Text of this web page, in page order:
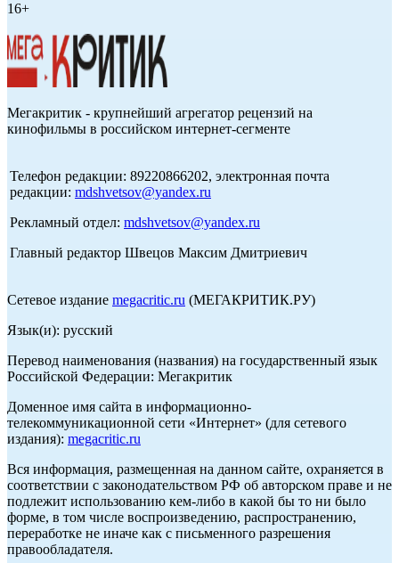
16+
Мегакритик - крупнейший агрегатор рецензий на
кинофильмы в российском интернет-сегменте
Телефон редакции: 89220866202, электронная почта
редакции: mdshvetsov@yandex.ru
Рекламный отдел: mdshvetsov@yandex.ru
Главный редактор Швецов Максим Дмитриевич
Сетевое издание megacritic.ru (МЕГАКРИТИК.РУ)
Язык(и): русский
Перевод наименования (названия) на государственный язык
Российской Федерации: Мегакритик
Доменное имя сайта в информационно-
телекоммуникационной сети «Интернет» (для сетевого
издания): megacritic.ru
Вся информация, размещенная на данном сайте, охраняется в
соответствии с законодательством РФ об авторском праве и не
подлежит использованию кем-либо в какой бы то ни было
форме, в том числе воспроизведению, распространению,
переработке не иначе как с письменного разрешения
правообладателя.